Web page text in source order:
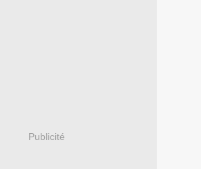
Publicité